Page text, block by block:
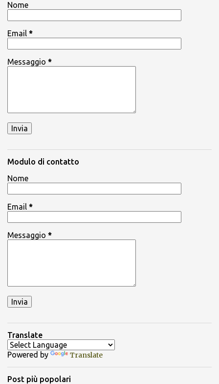
Nome
Email *
Messaggio *
Modulo di contatto
Nome
Email *
Messaggio *
Translate
Powered by Translate
Post più popolari